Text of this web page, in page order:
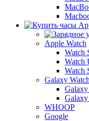
Apple Watch
Watch
Watch
Watch
Galaxy Watch
WHOOP
Google